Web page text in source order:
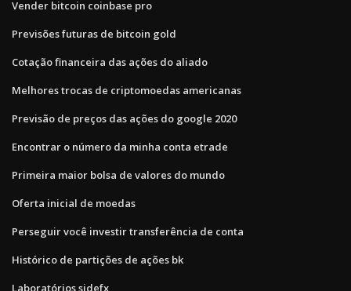
Vender bitcoin coinbase pro
Previsões futuras de bitcoin gold
Cotação financeira das ações do aliado
Melhores trocas de criptomoedas americanas
Previsão de preços das ações do google 2020
Encontrar o número da minha conta etrade
Primeira maior bolsa de valores do mundo
Oferta inicial de moedas
Perseguir você investir transferência de conta
Histórico de partições de ações bk
Laboratórios sidefx